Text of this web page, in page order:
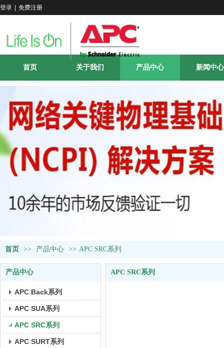
登录 免费注册
首页 关于我们 产品中心 新闻中心
首页 >> 产品中心 >> APC SRC系列
产品中心
APC Back系列
APC SUA系列
APC SRC系列
APC SURT系列
APC SRC系列